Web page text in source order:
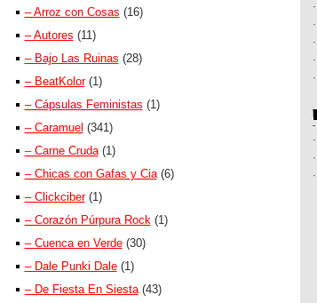
– Arroz con Cosas (16)
– Autores (11)
– Bajo Las Ruinas (28)
– BeatKolor(1)
– Cápsulas Feministas (1)
– Caramuel (341)
– Carne Cruda(1)
– Chicas con Gafas y Cia(6)
– Clickciber(1)
– Corazón Púrpura Rock(1)
– Cuenca en Verde(30)
– Dale Punki Dale(1)
– De Fiesta En Siesta(43)
·
·
·
·
·
·
·
·